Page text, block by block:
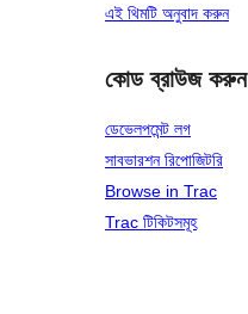
এই থিমটি অনুবাদ করুন
কোড ব্রাউজ করুন
ডেভেলপমেন্ট লগ
সাবভারশন রিপোজিটরি
Browse in Trac
Trac টিকিটসমূহ